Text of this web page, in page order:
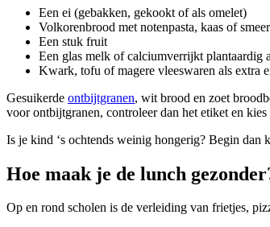
Een ei (gebakken, gekookt of als omelet)
Volkorenbrood met notenpasta, kaas of
Een stuk fruit
Een glas melk of calciumverrijkt plantaardig
Kwark, tofu of magere vleeswaren als extra
Gesuikerde ontbijtgranen, wit brood en zoet
voor ontbijtgranen, controleer dan het etiket en
Is je kind ‘s ochtends weinig hongerig? Begin dan
Hoe maak je de lunch
Op en rond scholen is de verleiding van frietjes,